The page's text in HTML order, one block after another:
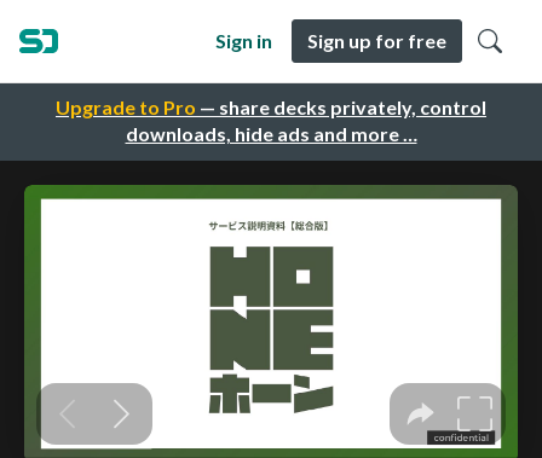
Upgrade to Pro — share decks privately, control
downloads, hide ads and more …
Sign in Sign up for free